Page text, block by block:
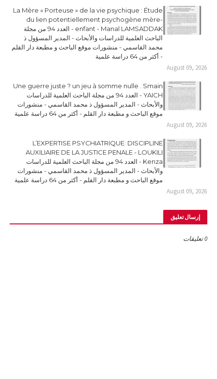
La Mère « Porteuse » de la vie psychique : Étude
du lien potentiellement psychogène mère-
enfant - Manal LAMSADDAK - العدد 94 من مجلة
الباحث العلمية للدراسات والأبحاث - المدير المسؤول ذ
محمد القاسمي - منشورات موقع الباحث و مطبعة دار القلم
- أكثر من 64 دراسة علمية
August 09, 2026
Une guerre juste ? un jeu à somme nulle . Smain
YAICH - العدد 94 من مجلة الباحث العلمية للدراسات
والأبحاث - المدير المسؤول ذ محمد القاسمي - منشورات
موقع الباحث و مطبعة دار القلم - أكثر من 64 دراسة علمية
August 09, 2026
L’EXPERTISE PSYCHIATRIQUE: DISCIPLINE
AUXILIAIRE DE LA JUSTICE PENALE - LOUKILI
Kenza - العدد 94 من مجلة الباحث العلمية للدراسات
والأبحاث - المدير المسؤول ذ محمد القاسمي - منشورات
موقع الباحث و مطبعة دار القلم - أكثر من 64 دراسة علمية
August 09, 2026
إرسال تعليق
0 تعليقات